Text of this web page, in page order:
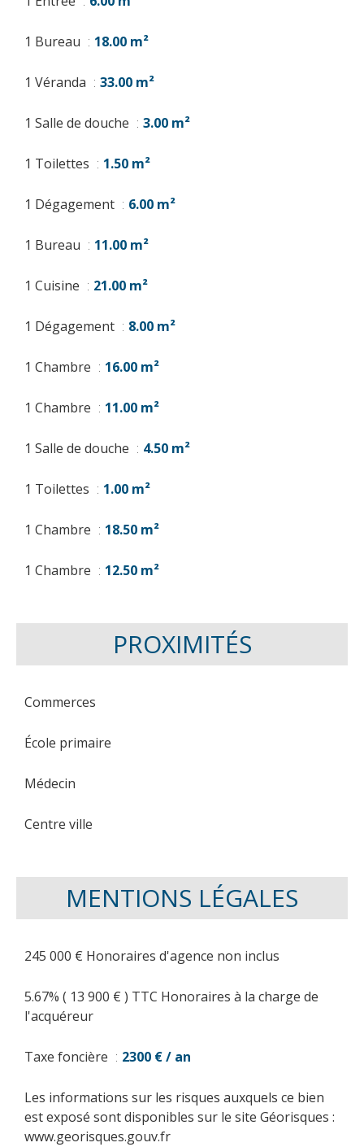
1 Bureau 18.00 m²
1 Véranda 33.00 m²
1 Salle de douche 3.00 m²
1 Toilettes 1.50 m²
1 Dégagement 6.00 m²
1 Bureau 11.00 m²
1 Cuisine 21.00 m²
1 Dégagement 8.00 m²
1 Chambre 16.00 m²
1 Chambre 11.00 m²
1 Salle de douche 4.50 m²
1 Toilettes 1.00 m²
1 Chambre 18.50 m²
1 Chambre 12.50 m²
PROXIMITÉS
Commerces
École primaire
Médecin
Centre ville
MENTIONS LÉGALES
245 000 € Honoraires d'agence non inclus
5.67% ( 13 900 € ) TTC Honoraires à la charge de
l'acquéreur
Taxe foncière 2300 € / an
Les informations sur les risques auxquels ce bien
est exposé sont disponibles sur le site Géorisques :
www.georisques.gouv.fr